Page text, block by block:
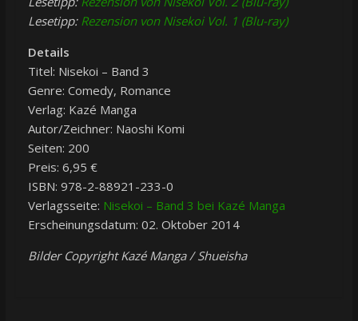
Lesetipp: Rezension von Nisekoi Vol. 1 (Blu-ray)
Details
Titel: Nisekoi – Band 3
Genre: Comedy, Romance
Verlag: Kazé Manga
Autor/Zeichner: Naoshi Komi
Seiten: 200
Preis: 6,95 €
ISBN: 978-2-88921-233-0
Verlagsseite: Nisekoi – Band 3 bei Kazé Manga
Erscheinungsdatum: 02. Oktober 2014
Bilder Copyright Kazé Manga / Shueisha